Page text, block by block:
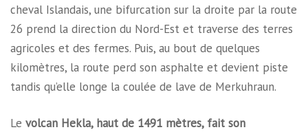
cheval Islandais, une bifurcation sur la droite par la route
26 prend la direction du Nord-Est et traverse des terres
agricoles et des fermes. Puis, au bout de quelques
kilomètres, la route perd son asphalte et devient piste
tandis qu’elle longe la coulée de lave de Merkuhraun.
Le volcan Hekla, haut de 1491 mètres, fait son